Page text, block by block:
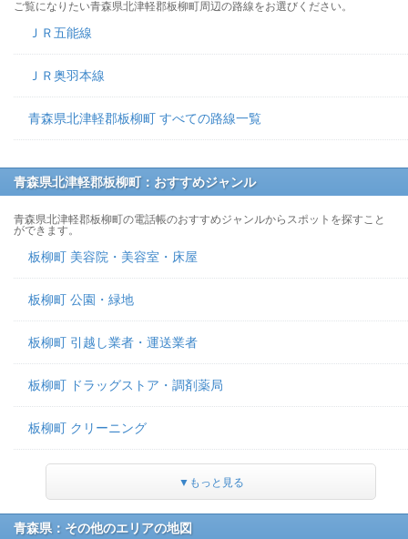
ご覧になりたい青森県北津軽郡板柳町周辺の路線をお選びください。
ＪＲ五能線
ＪＲ奥羽本線
青森県北津軽郡板柳町 すべての路線一覧
青森県北津軽郡板柳町：おすすめジャンル
青森県北津軽郡板柳町の電話帳のおすすめジャンルからスポットを探すこと
ができます。
板柳町 美容院・美容室・床屋
板柳町 公園・緑地
板柳町 引越し業者・運送業者
板柳町 ドラッグストア・調剤薬局
板柳町 クリーニング
▼もっと見る
青森県：その他のエリアの地図